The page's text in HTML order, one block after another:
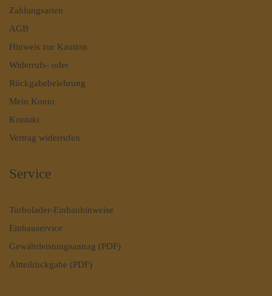
Zahlungsarten
AGB
Hinweis zur Kaution
Widerrufs- oder
Rückgabebelehrung
Mein Konto
Kontakt
Vertrag widerrufen
Service
Turbolader-Einbauhinweise
Einbauservice
Gewährleistungsantrag (PDF)
Altteilrückgabe (PDF)